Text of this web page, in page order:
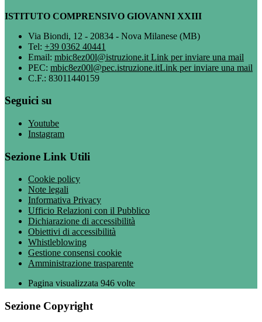
ISTITUTO COMPRENSIVO GIOVANNI XXIII
Via Biondi, 12 - 20834 - Nova Milanese (MB)
Tel: +39 0362 40441
Email: mbic8ez00l@istruzione.it Link per inviare una mail
PEC: mbic8ez00l@pec.istruzione.itLink per inviare una mail
C.F.: 83011440159
Seguici su
Youtube
Instagram
Sezione Link Utili
Cookie policy
Note legali
Informativa Privacy
Ufficio Relazioni con il Pubblico
Dichiarazione di accessibilità
Obiettivi di accessibilità
Whistleblowing
Gestione consensi cookie
Amministrazione trasparente
Pagina visualizzata 946 volte
Sezione Copyright